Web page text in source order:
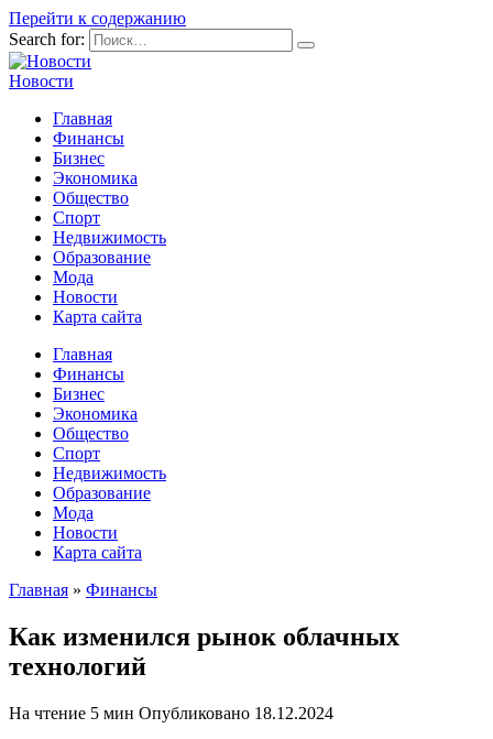
Перейти к содержанию
Search for:
Новости
Главная
Финансы
Бизнес
Экономика
Общество
Спорт
Недвижимость
Образование
Мода
Новости
Карта сайта
Главная
Финансы
Бизнес
Экономика
Общество
Спорт
Недвижимость
Образование
Мода
Новости
Карта сайта
Главная » Финансы
Как изменился рынок облачных
технологий
На чтение 5 мин Опубликовано 18.12.2024